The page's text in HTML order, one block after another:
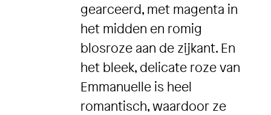
gearceerd, met magenta in
het midden en romig
blosroze aan de zijkant. En
het bleek, delicate roze van
Emmanuelle is heel
romantisch, waardoor ze